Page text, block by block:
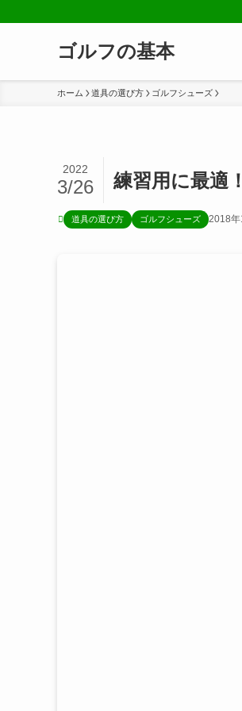
ゴルフの基本
ホーム 道具の選び方 ゴルフシューズ
練習用に最適
2022
3/26
道具の選び方 ゴルフシューズ 2018年